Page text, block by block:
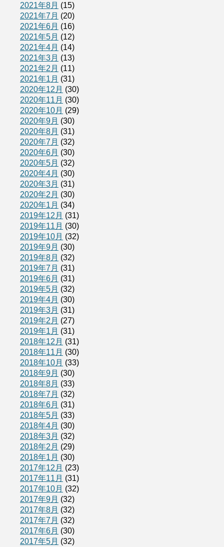
2021年8月 (15)
2021年7月 (20)
2021年6月 (16)
2021年5月 (12)
2021年4月 (14)
2021年3月 (13)
2021年2月 (11)
2021年1月 (31)
2020年12月 (30)
2020年11月 (30)
2020年10月 (29)
2020年9月 (30)
2020年8月 (31)
2020年7月 (32)
2020年6月 (30)
2020年5月 (32)
2020年4月 (30)
2020年3月 (31)
2020年2月 (30)
2020年1月 (34)
2019年12月 (31)
2019年11月 (30)
2019年10月 (32)
2019年9月 (30)
2019年8月 (32)
2019年7月 (31)
2019年6月 (31)
2019年5月 (32)
2019年4月 (30)
2019年3月 (31)
2019年2月 (27)
2019年1月 (31)
2018年12月 (31)
2018年11月 (30)
2018年10月 (33)
2018年9月 (30)
2018年8月 (33)
2018年7月 (32)
2018年6月 (31)
2018年5月 (33)
2018年4月 (30)
2018年3月 (32)
2018年2月 (29)
2018年1月 (30)
2017年12月 (23)
2017年11月 (31)
2017年10月 (32)
2017年9月 (32)
2017年8月 (32)
2017年7月 (32)
2017年6月 (30)
2017年5月 (32)